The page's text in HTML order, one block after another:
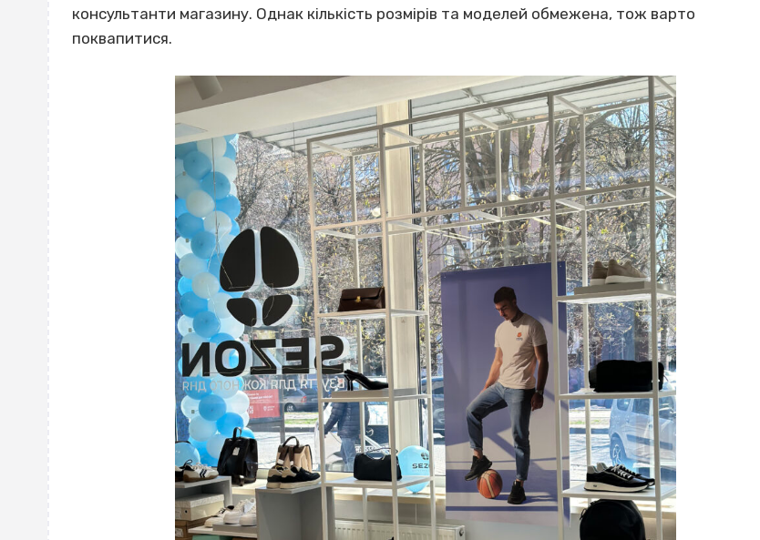
консультанти магазину. Однак кількість розмірів та моделей обмежена, тож варто
поквапитися.